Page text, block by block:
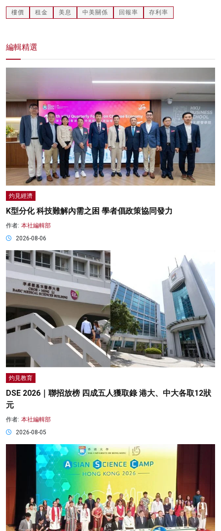
樓價 租金 美息 中美關係 回報率 存利率
編輯精選
灼見經濟
K型分化 科技難解內需之困 學者倡政策協同發力
作者: 本社編輯部
2026-08-06
灼見教育
DSE 2026｜聯招放榜 四成五人獲取錄 港大、中大各取12狀
元
作者: 本社編輯部
2026-08-05